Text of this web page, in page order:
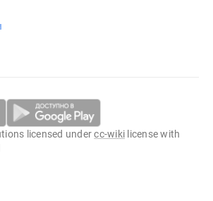
licensed undercc-wiki license with